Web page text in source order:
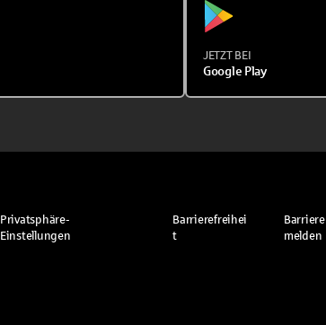
JETZT BEI
Google Play
Privatsphäre-
Einstellungen
Barrierefreihei
t
Barriere
melden